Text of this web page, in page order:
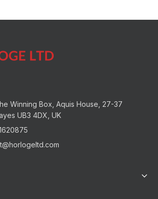
Winning Box, Aquis House, 27-37
UB3 4DX, UK